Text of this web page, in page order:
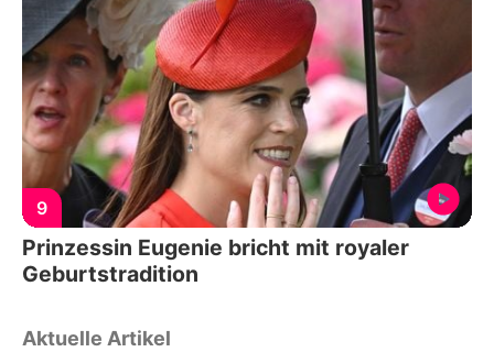
9
Prinzessin Eugenie bricht mit royaler
Geburtstradition
Aktuelle Artikel